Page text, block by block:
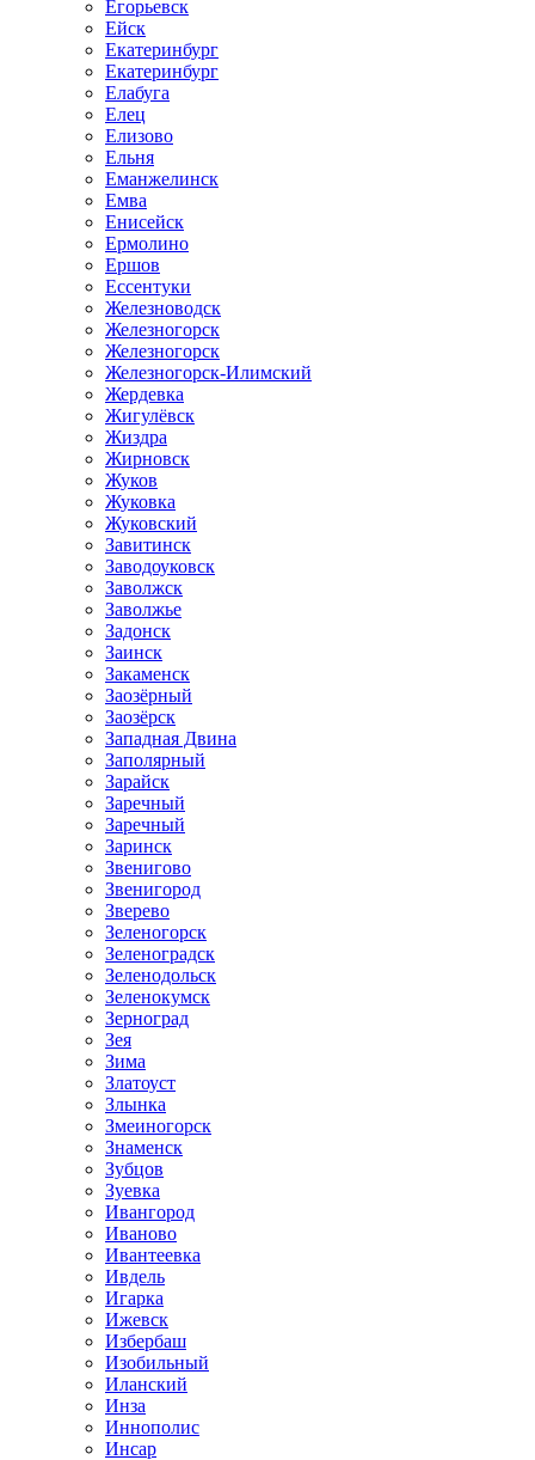
Егорьевск
Ейск
Екатеринбург
Екатеринбург
Елабуга
Елец
Елизово
Ельня
Еманжелинск
Емва
Енисейск
Ермолино
Ершов
Ессентуки
Железноводск
Железногорск
Железногорск
Железногорск-Илимский
Жердевка
Жигулёвск
Жиздра
Жирновск
Жуков
Жуковка
Жуковский
Завитинск
Заводоуковск
Заволжск
Заволжье
Задонск
Заинск
Закаменск
Заозёрный
Заозёрск
Западная Двина
Заполярный
Зарайск
Заречный
Заречный
Заринск
Звенигово
Звенигород
Зверево
Зеленогорск
Зеленоградск
Зеленодольск
Зеленокумск
Зерноград
Зея
Зима
Златоуст
Злынка
Змеиногорск
Знаменск
Зубцов
Зуевка
Ивангород
Иваново
Ивантеевка
Ивдель
Игарка
Ижевск
Избербаш
Изобильный
Иланский
Инза
Иннополис
Инсар